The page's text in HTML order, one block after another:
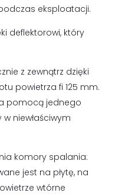
eksploatacji.
deflektorowi, który
z zewnątrz dzięki
powietrza fi 125 mm.
pomocą jednego
niewłaściwym
komory spalania:
jest na płytę, na
wtórne